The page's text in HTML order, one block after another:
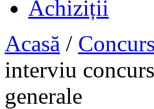
Achiziții
Acasă /
interviu
generale